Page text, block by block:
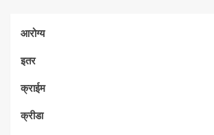
आरोग्य
इतर
क्राईम
क्रीडा